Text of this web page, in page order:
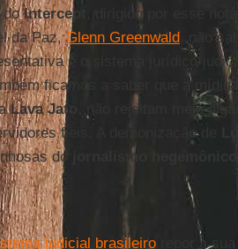
doIntercept
, dirigido por esse
da Paz,Glenn Greenwald, não
e o sistema jurídico-
ficamos a saber que a mídia
Lava Jato
, não rejeitam meio
fieis. A demonização de
do jornalismo
judicial brasileirorepor a sua